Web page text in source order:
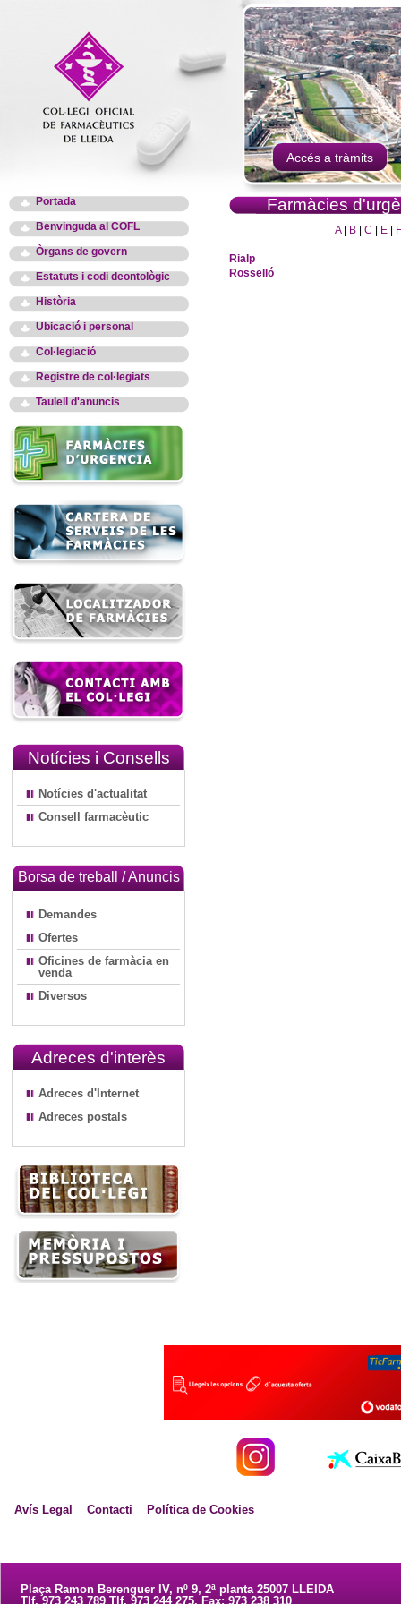
Accés a tràmits
Portada
Benvinguda al COFL
Òrgans de govern
Estatuts i codi deontològic
Història
Ubicació i personal
Col·legiació
Registre de col·legiats
Taulell d'anuncis
Notícies i Consells
Notícies d'actualitat
Consell farmacèutic
Borsa de treball / Anuncis
Demandes
Ofertes
Oficines de farmàcia en
venda
Diversos
Adreces d'interès
Adreces d'Internet
Adreces postals
Farmàcies
A| B C E F
Rialp
Rosselló
Avís Legal Contacti Política de Cookies
Plaça Ramon Berenguer IV, nº 9, 2ª planta 25007 LLEIDA
Tlf. 973 243 789 Tlf. 973 244 275. Fax: 973 238 310